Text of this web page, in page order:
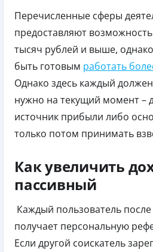
Перечисленные сферы
предоставляют
тысяч рублей и выше,
быть готовым работать
Однако здесь каждый
нужно на текущий момент –
источник прибыли либо
только потом принимать
Как увеличить
пассивный
Каждый пользователь
получает персональную
Если другой соискатель